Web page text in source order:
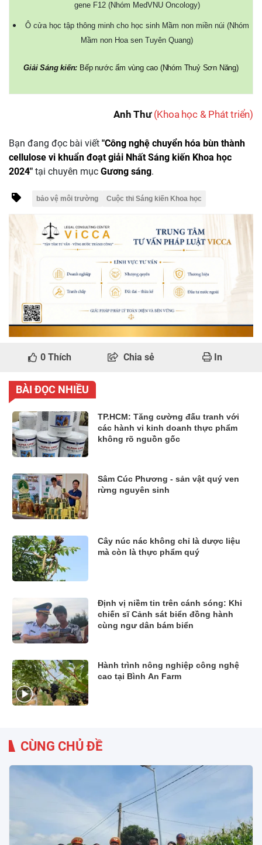
gene F12 (Nhóm MedVNU Oncology)
Ô cửa học tập thông minh cho học sinh Mầm non miền núi (Nhóm
Mầm non Hoa sen Tuyên Quang)
Giải Sáng kiến: Bếp nước ấm vùng cao (Nhóm Thuỷ Sơn Năng)
Anh Thư (Khoa học & Phát triển)
Bạn đang đọc bài viết "Công nghệ chuyển hóa bùn thành
cellulose vi khuẩn đoạt giải Nhất Sáng kiến Khoa học
2024" tại chuyên mục Gương sáng.
bảo vệ môi trường Cuộc thi Sáng kiến Khoa học
0 Thích Chia sẻ In
BÀI ĐỌC NHIỀU
TP.HCM: Tăng cường đấu tranh với
các hành vi kinh doanh thực phẩm
không rõ nguồn gốc
Sâm Cúc Phương - sản vật quý ven
rừng nguyên sinh
Cây núc nác không chỉ là dược liệu
mà còn là thực phẩm quý
Định vị niềm tin trên cánh sóng: Khi
chiến sĩ Cảnh sát biển đồng hành
cùng ngư dân bám biển
Hành trình nông nghiệp công nghệ
cao tại Bình An Farm
CÙNG CHỦ ĐỀ